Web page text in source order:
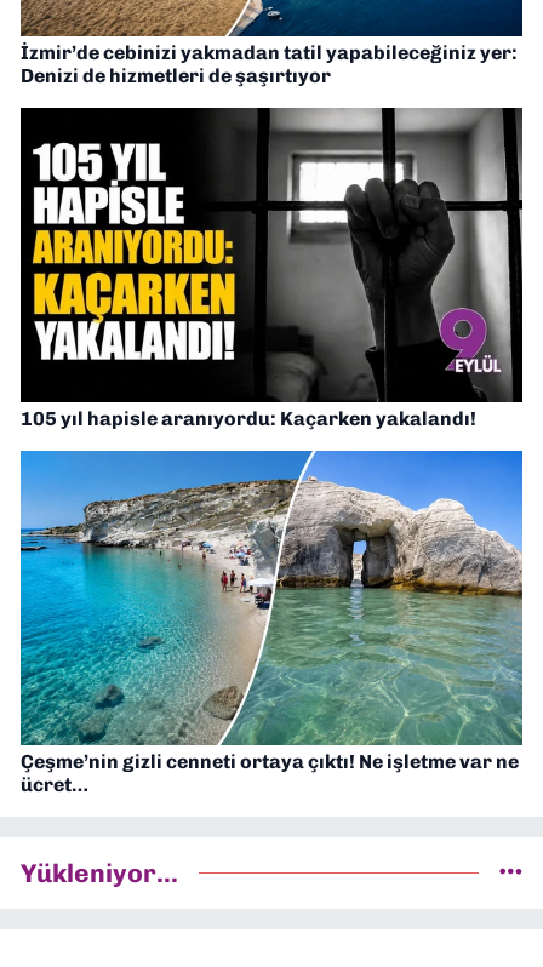
İzmir’de cebinizi yakmadan tatil yapabileceğiniz yer:
Denizi de hizmetleri de şaşırtıyor
105 yıl hapisle aranıyordu: Kaçarken yakalandı!
Çeşme’nin gizli cenneti ortaya çıktı! Ne işletme var ne
ücret…
Yükleniyor...